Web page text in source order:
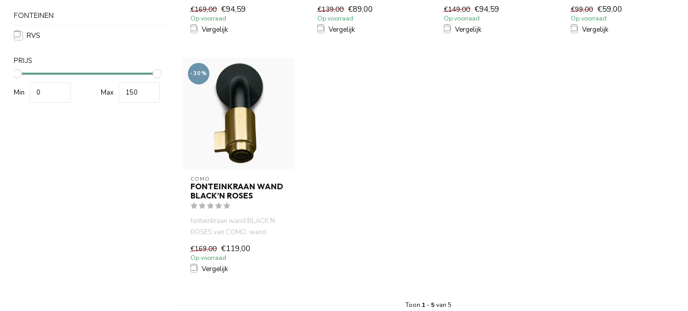
FONTEINEN
RVS
PRIJS
Min Max
€169,00 €94,59
Op voorraad
Vergelijk
co...
€139,00 €89,00
Op voorraad
Vergelijk
van COMO....
€149,00 €94,59
Op voorraad
Vergelijk
€99,00 €59,00
Op voorraad
Vergelijk
-30%
COMO
FONTEINKRAAN WAND
BLACK’N ROSES
fonteinkraan wand BLACK’N
ROSES van COMO. wand
montage. Neoperl cartouche.
Vanu...
€169,00 €119,00
Op voorraad
Vergelijk
Toon 1 - 5van 5